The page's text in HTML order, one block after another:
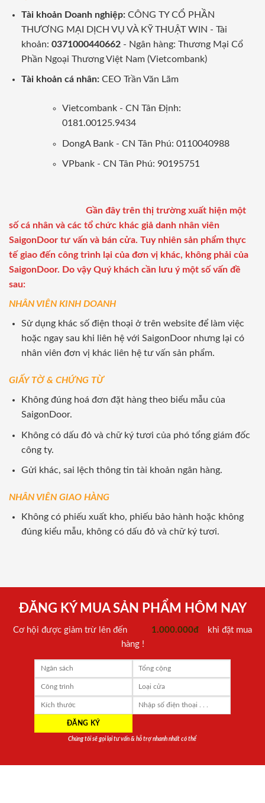
Tài khoản Doanh nghiệp:CÔNG TY CỔ PHẦN
THƯƠNG MẠI DỊCH VỤ VÀ KỸ THUẬT WIN - Tài
khoản: 0371000440662- Ngân hàng: Thương Mại Cổ
Phần Ngoại Thương Việt Nam (Vietcombank)
Tài khoản cá nhân: CEO Trần Văn Lãm
Vietcombank - CN Tân Định:
0181.00125.9434
DongA Bank - CN Tân Phú: 0110040988
VPbank - CN Tân Phú: 90195751
Gần đây trên thị trường xuất hiện một
số cá nhân và các tổ chức khác giả danh nhân viên
SaigonDoor tư vấn và bán cửa. Tuy nhiên sản phẩm thực
tế giao đến công trình lại của đơn vị khác, không phải của
SaigonDoor. Do vậy Quý khách cần lưu ý một số vấn đề
sau:
NHÂN VIÊN KINH DOANH
Sử dụng khác số điện thoại ở trên website để làm việc
hoặc ngay sau khi liên hệ với SaigonDoor nhưng lại có
nhân viên đơn vị khác liên hệ tư vấn sản phẩm.
GIẤY TỜ & CHỨNG TỪ
Không đúng hoá đơn đặt hàng theo biểu mẫu của
SaigonDoor.
Không có dấu đỏ và chữ ký tươi của phó tổng giám đốc
công ty.
Gửi khác, sai lệch thông tin tài khoản ngân hàng.
NHÂN VIÊN GIAO HÀNG
Không có phiếu xuất kho, phiếu bảo hành hoặc không
đúng kiểu mẫu, không có dấu đỏ và chữ ký tươi.
ĐĂNG KÝ MUA SẢN PHẨM HÔM NAY
Cơ hội được giảm trừ lên đến 1.000.000đ
khi đặt mua
hàng !
Chúng tôi sẽ gọi lại tư vấn & hỗ trợ nhanh nhất có thể